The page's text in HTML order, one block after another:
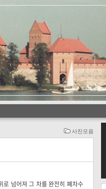
사진모음
로 넘어져 그 차를 완전히 폐차수